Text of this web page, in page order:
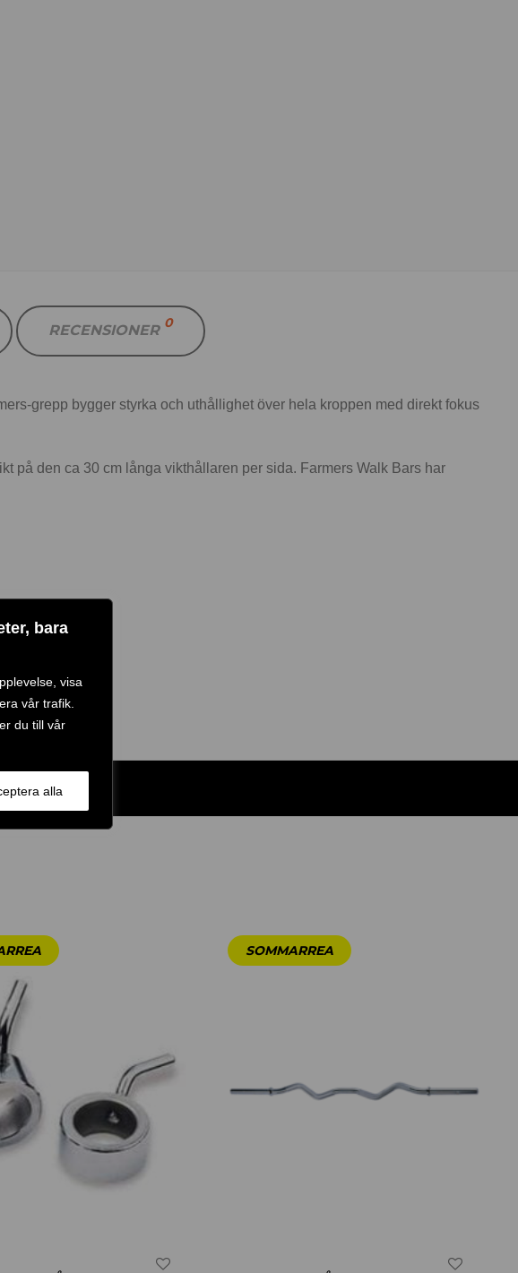
bara
visa
vår trafik.
du till vår
alla
RECENSIONER 0
grepp bygger styrka och uthållighet över hela kroppen med direkt fokus
på den ca 30 cm långa vikthållaren per sida. Farmers Walk Bars har